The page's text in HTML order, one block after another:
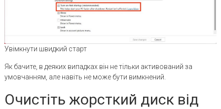
Увімкнути швидкий старт
Як бачите, в деяких випадках він не тільки активований за
умовчанням, але навіть не може бути вимкнений.
Очистіть жорсткий диск від